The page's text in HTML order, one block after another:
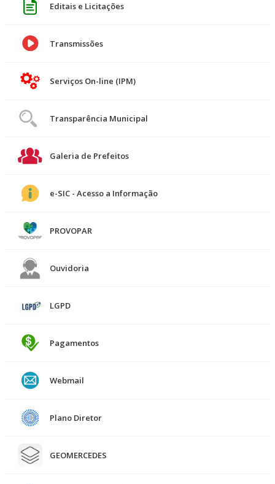
Editais e Licitações
Transmissões
Serviços On-line (IPM)
Transparência Municipal
Galeria de Prefeitos
e-SIC - Acesso a Informação
PROVOPAR
Ouvidoria
LGPD
Pagamentos
Webmail
Plano Diretor
GEOMERCEDES